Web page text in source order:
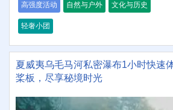
高强度活动 自然与户外 文化与历史
轻奢小团
夏威夷乌毛马河私密瀑布1小时快速
桨板，尽享秘境时光